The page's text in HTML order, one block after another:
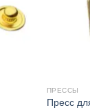
ПРЕССЫ
Пресс